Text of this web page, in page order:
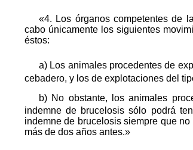
«4. Los órganos competentes de
cabo únicamente los siguientes
éstos:
a) Los animales procedentes de
cebadero, y los de explotaciones del
b) No obstante, los animales
indemne de brucelosis sólo podrá
indemne de brucelosis siempre que
más de dos años antes.»